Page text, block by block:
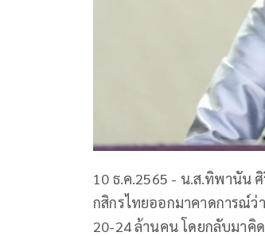
10 ธ.ค.2565 - น.ส.ทิพานัน
กสิกรไทยออกมาคาดการณ์ว่
20-24 ล้านคน โดยกลับมาคิ